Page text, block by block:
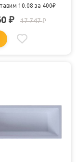
10.08 за 400₽
₽ 17 747₽